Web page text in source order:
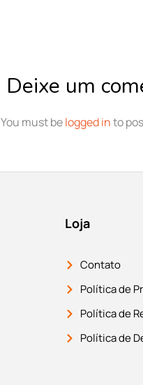
Deixe um
You must belogged into
Loja
Contato
Política de
Política de
Política de